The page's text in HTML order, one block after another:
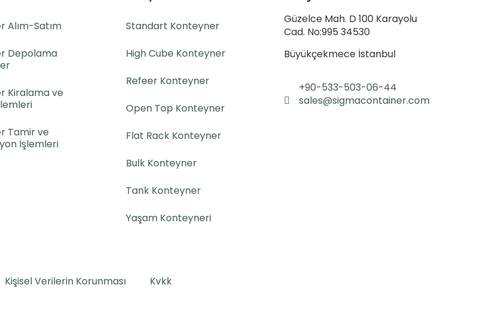
Alım-Satım
Depolama
Kiralama ve
Tamir ve
İşlemleri
Standart Konteyner
High Cube Konteyner
Refeer Konteyner
Open Top Konteyner
Flat Rack Konteyner
Bulk Konteyner
Tank Konteyner
Yaşam Konteyneri
Güzelce Mah. D 100 Karayolu
Cad. No:995 34530
Büyükçekmece İstanbul
+90-533-503-06-44
sales@sigmacontainer.com
Kişisel Verilerin Korunması Kvkk